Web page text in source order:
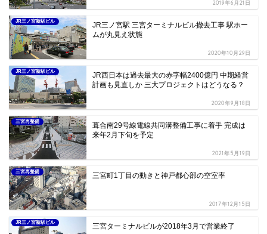
2019年6月21日
JR三ノ宮新駅ビル
JR三ノ宮駅 三宮ターミナルビル撤去工事 駅ホー
ムが丸見え状態
2020年10月29日
JR三ノ宮新駅ビル
JR西日本は過去最大の赤字幅2400億円 中期経営
計画も見直しか 三大プロジェクトはどうなる？
2020年9月18日
三宮再整備
葺合南29号線電線共同溝整備工事に着手 完成は
来年2月下旬を予定
2021年5月19日
三宮再整備 三宮町1丁目の動きと神戸都心部の空室率
2017年12月15日
JR三ノ宮新駅ビル 三宮ターミナルビルが2018年3月で営業終了